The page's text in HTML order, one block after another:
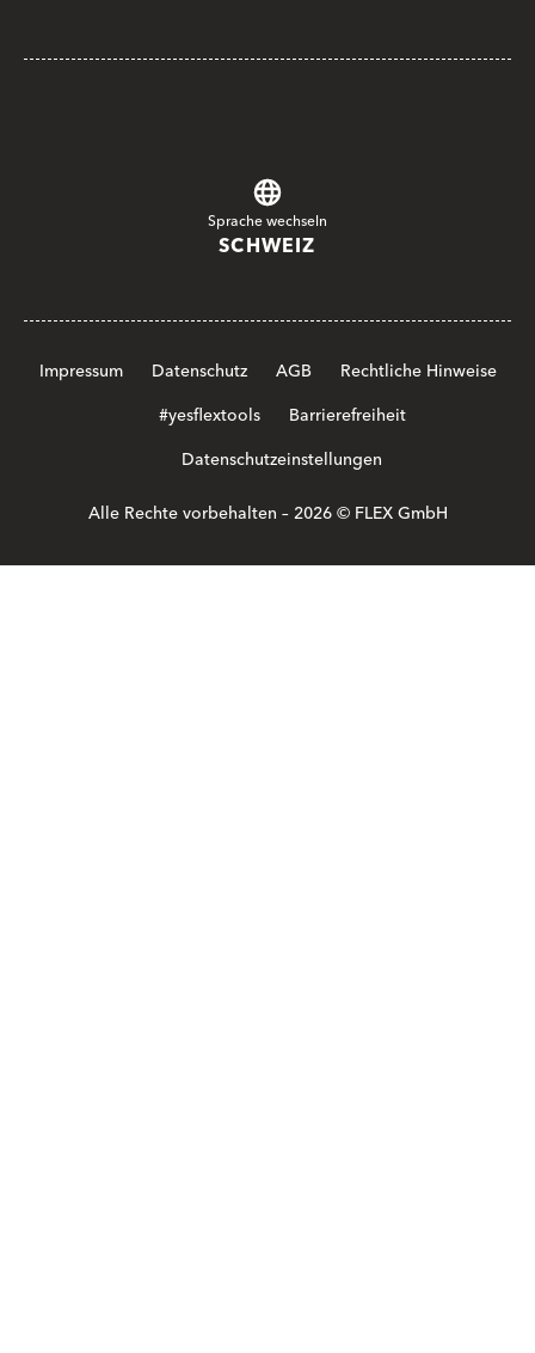
Sprache wechseln
SCHWEIZ
Impressum Datenschutz AGB
Rechtliche Hinweise
#yesflextools
Barrierefreiheit
Datenschutzeinstellungen
Alle Rechte vorbehalten – 2026 © FLEX GmbH